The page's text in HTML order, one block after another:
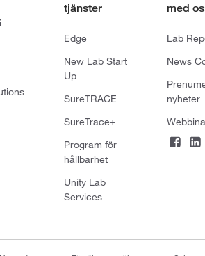
tjänster
Edge
New Lab Start
Up
SureTRACE
SureTrace+
Program för
hållbarhet
Unity Lab
Services
med
Lab
News
nyheter